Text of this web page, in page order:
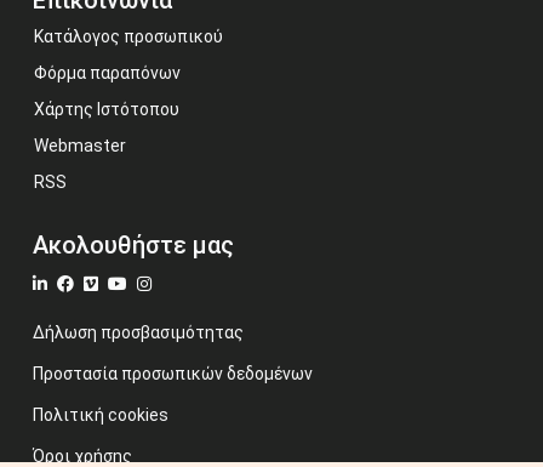
Κατάλογος προσωπικού
Φόρμα παραπόνων
Χάρτης Ιστότοπου
Webmaster
RSS
Ακολουθήστε μας
Δήλωση προσβασιμότητας
Προστασία προσωπικών δεδομένων
Πολιτική cookies
Όροι χρήσης